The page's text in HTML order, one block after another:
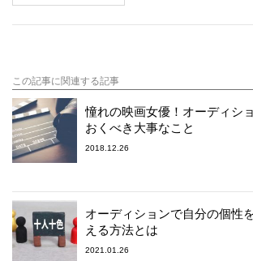
この記事に関連する記事
憧れの映画女優！オーディシ
おくべき大事なこと
2018.12.26
オーディションで自分の個性
える方法とは
2021.01.26